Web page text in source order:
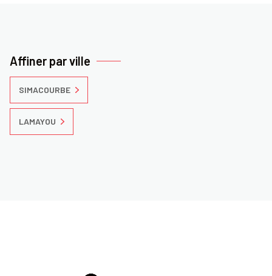
Affiner par ville
SIMACOURBE
LAMAYOU